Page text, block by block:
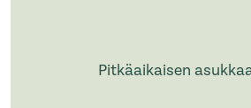
Pitkäaikaisen